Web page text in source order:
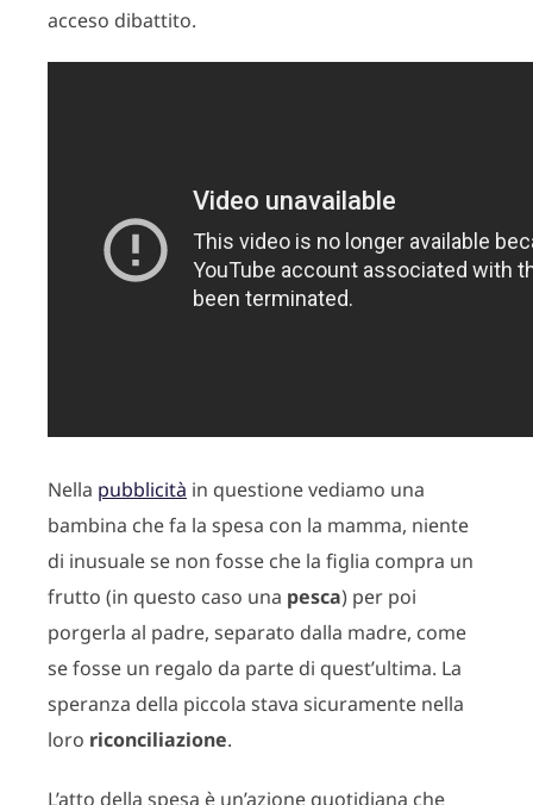
acceso dibattito.
Nella pubblicità in questione vediamo una
bambina che fa la spesa con la mamma, niente
di inusuale se non fosse che la figlia compra un
frutto (in questo caso una pesca) per poi
porgerla al padre, separato dalla madre, come
se fosse un regalo da parte di quest’ultima. La
speranza della piccola stava sicuramente nella
loro riconciliazione.
L’atto della spesa è un’azione quotidiana che